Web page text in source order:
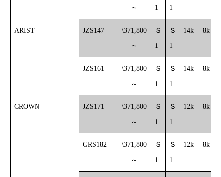
～ 1 1
ARIST JZS147 \371,800
～
Ｓ
1
Ｓ
1
14k 8k
JZS161 \371,800
～
Ｓ
1
Ｓ
1
14k 8k
CROWN JZS171 \371,800
～
Ｓ
1
Ｓ
1
12k 8k
GRS182 \371,800
～
Ｓ
1
Ｓ
1
12k 8k